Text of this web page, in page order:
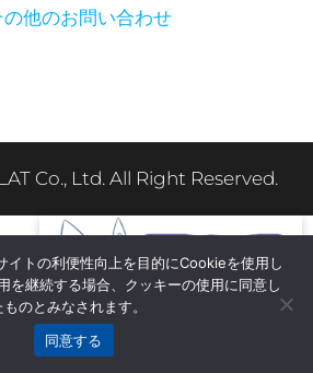
の他のお問い合わせ
Co., Ltd. All Right Reserved.
イトの利便性向上を目的にCookieを使用し
を継続する場合、クッキーの使用に同意し
ものとみなされます。
同意する